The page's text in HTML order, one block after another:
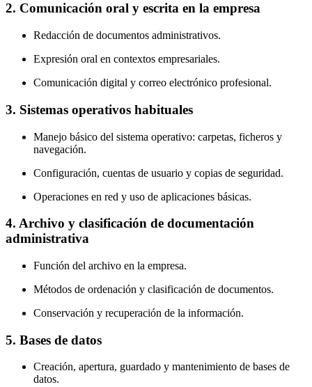
2. Comunicación oral y escrita en la empresa
Redacción de documentos administrativos.
Expresión oral en contextos empresariales.
Comunicación digital y correo electrónico profesional.
3. Sistemas operativos habituales
Manejo básico del sistema operativo: carpetas, ficheros y
navegación.
Configuración, cuentas de usuario y copias de seguridad.
Operaciones en red y uso de aplicaciones básicas.
4. Archivo y clasificación de documentación
administrativa
Función del archivo en la empresa.
Métodos de ordenación y clasificación de documentos.
Conservación y recuperación de la información.
5. Bases de datos
Creación, apertura, guardado y mantenimiento de bases de
datos.